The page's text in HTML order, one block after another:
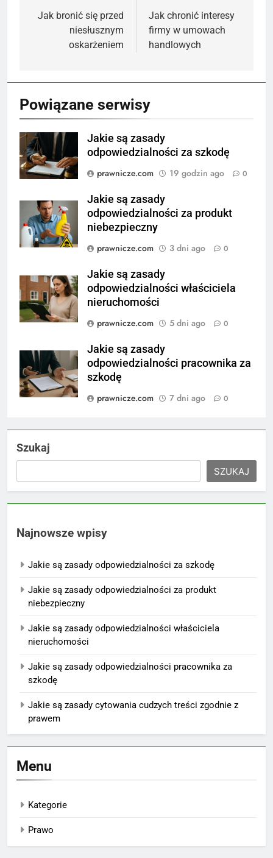
wpisu
Jak bronić się przed
niesłusznym
oskarżeniem
Jak chronić interesy
firmy w umowach
handlowych
Powiązane serwisy
Jakie są zasady
odpowiedzialności za szkodę
prawnicze.com
19 godzin ago 0
Jakie są zasady
odpowiedzialności za produkt
niebezpieczny
prawnicze.com
3 dni ago 0
Jakie są zasady
odpowiedzialności właściciela
nieruchomości
prawnicze.com
5 dni ago 0
Jakie są zasady
odpowiedzialności pracownika za
szkodę
prawnicze.com
7 dni ago 0
Szukaj
SZUKAJ
Najnowsze wpisy
Jakie są zasady odpowiedzialności za szkodę
Jakie są zasady odpowiedzialności za produkt
niebezpieczny
Jakie są zasady odpowiedzialności właściciela
nieruchomości
Jakie są zasady odpowiedzialności pracownika za
szkodę
Jakie są zasady cytowania cudzych treści zgodnie z
prawem
Menu
Kategorie
Prawo